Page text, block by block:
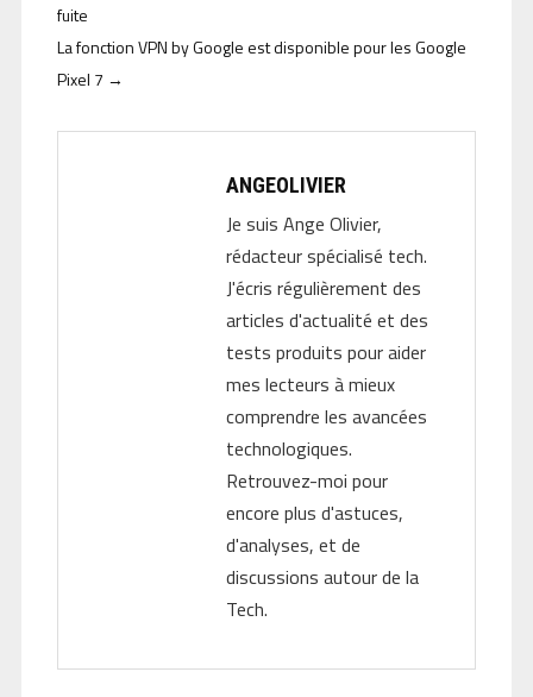
fuite
La fonction VPN by Google est disponible pour les Google
Pixel 7 →
ANGEOLIVIER
Je suis Ange Olivier,
rédacteur spécialisé tech.
J'écris régulièrement des
articles d'actualité et des
tests produits pour aider
mes lecteurs à mieux
comprendre les avancées
technologiques.
Retrouvez-moi pour
encore plus d'astuces,
d'analyses, et de
discussions autour de la
Tech.